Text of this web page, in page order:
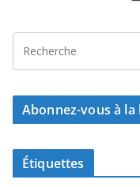
Abonnez-vous à
Étiquettes